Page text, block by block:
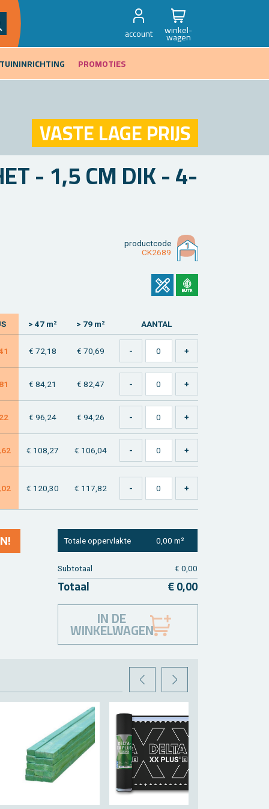
account winkel-
wagen
TUININRICHTING PROMOTIES
VASTE LAGE PRIJS
- 1,5 CM DIK - 4-
product­code
CK2689
> 47 m² > 79 m² AAN­TAL
€ 72,18 € 70,69
€ 84,21 € 82,47
€ 96,24 € 94,26
€ 108,27 € 106,04
€ 120,30 € 117,82
To­ta­le op­per­vlak­te 0,00 m²
Sub­to­taal € 0,00
To­taal € 0,00
IN DE
WINKELWAGEN
VORIGEVOLGENDE